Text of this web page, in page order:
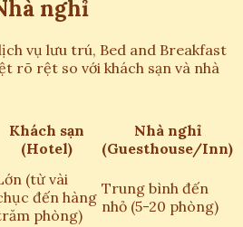
nghỉ
vụ lưu trú, Bed and Breakfast
rõ rệt so với khách sạn và nhà
Khách sạn
(Hotel)
Nhà nghỉ
(Guesthouse/Inn)
(từ vài
đến hàng
phòng)
Trung bình đến
nhỏ (5-20 phòng)